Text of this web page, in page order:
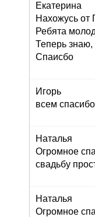
Екатерина
Нахожусь от
Ребята
Теперь знаю,
Спаисбо
Игорь
всем спасибо
Наталья
Огромное
свадьбу
Наталья
Огромное